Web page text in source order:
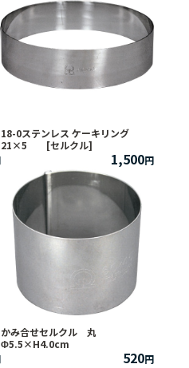
18-0ステンレス ケーキリング
21×5 [セルクル]
1,500
かみ合せセルクル 丸
Φ5.5×H4.0cm
520